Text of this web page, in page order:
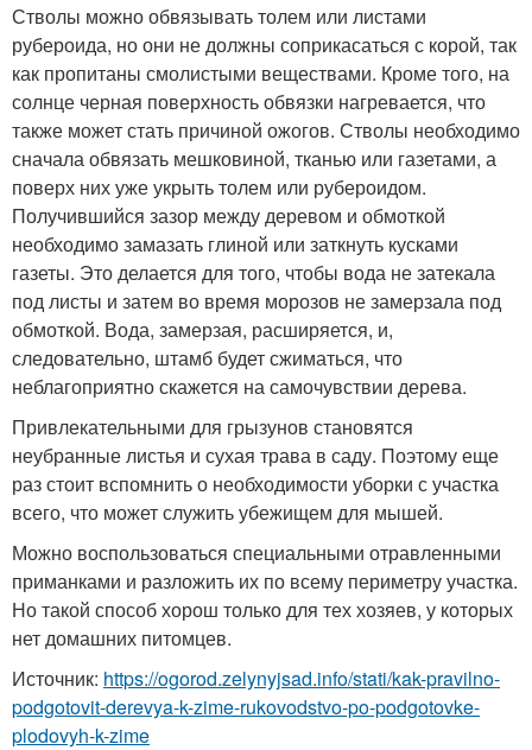
Стволы можно обвязывать толем или листами
рубероида, но они не должны соприкасаться с корой, так
как пропитаны смолистыми веществами. Кроме того, на
солнце черная поверхность обвязки нагревается, что
также может стать причиной ожогов. Стволы необходимо
сначала обвязать мешковиной, тканью или газетами, а
поверх них уже укрыть толем или рубероидом.
Получившийся зазор между деревом и обмоткой
необходимо замазать глиной или заткнуть кусками
газеты. Это делается для того, чтобы вода не затекала
под листы и затем во время морозов не замерзала под
обмоткой. Вода, замерзая, расширяется, и,
следовательно, штамб будет сжиматься, что
неблагоприятно скажется на самочувствии дерева.
Привлекательными для грызунов становятся
неубранные листья и сухая трава в саду. Поэтому еще
раз стоит вспомнить о необходимости уборки с участка
всего, что может служить убежищем для мышей.
Можно воспользоваться специальными отравленными
приманками и разложить их по всему периметру участка.
Но такой способ хорош только для тех хозяев, у которых
нет домашних питомцев.
Источник: https://ogorod.zelynyjsad.info/stati/kak-pravilno-
podgotovit-derevya-k-zime-rukovodstvo-po-podgotovke-
plodovyh-k-zime